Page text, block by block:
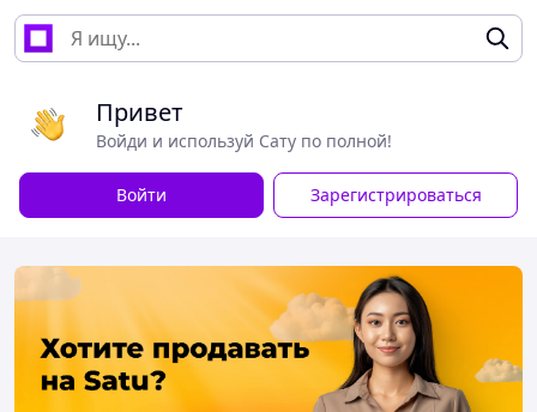
Привет
Войди и используй Сату по полной!
Войти Зарегистрироваться